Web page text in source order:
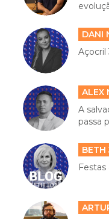
DANI
Açocril
ALEX
A
passa
BETH
Festas